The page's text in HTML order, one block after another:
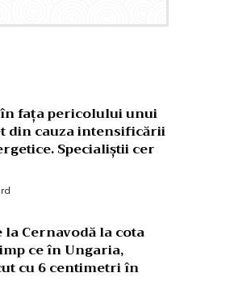
fața pericolului unui
din cauza intensificării
Specialiștii cer
Cernavodă la cota
ce în Ungaria,
cu 6 centimetri în